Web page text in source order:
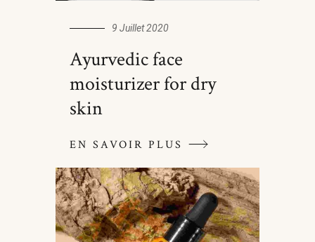
9 Juillet 2020
Ayurvedic face
moisturizer for dry
skin
EN SAVOIR PLUS